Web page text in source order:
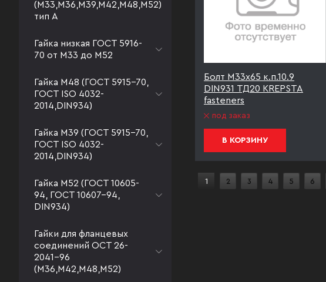
(М33,М36,М39,М42,М48,М52)
тип А
Гайка низкая ГОСТ 5916-
70 от М33 до М52
Гайка М48 (ГОСТ 5915-70,
ГОСТ ISO 4032-
2014,DIN934)
Гайка М39 (ГОСТ 5915-70,
ГОСТ ISO 4032-
2014,DIN934)
Гайка М52 (ГОСТ 10605-
94, ГОСТ 10607-94,
DIN934)
Гайки для фланцевых
соединений ОСТ 26-
2041-96
(М36,М42,М48,М52)
Болт М33х65 к.п.10.9
DIN931 ТД20 KREPSTA
fasteners
под заказ
В КОРЗИНУ
1 2 3 4 5 6